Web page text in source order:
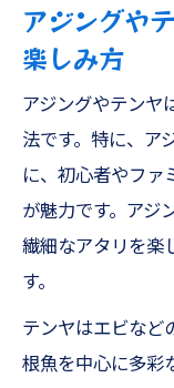
アジングや
楽しみ方
アジングやテンヤ
法です。特に、ア
に、初心者やファ
が魅力です。アジ
繊細なアタリを楽
す。
テンヤはエビなど
根魚を中心に多彩